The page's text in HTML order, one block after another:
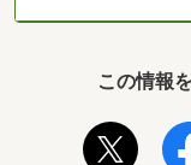
この情報